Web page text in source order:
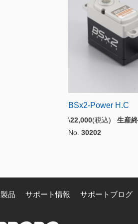
BSx2-Power H.C
\22,000(税込) 生産
No. 30202
製品 サポート情報 サポートブログ